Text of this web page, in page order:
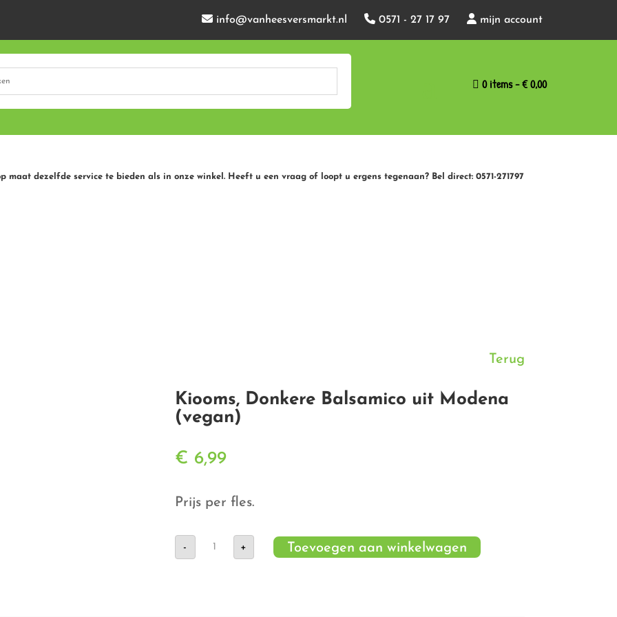
info@vanheesversmarkt.nl 0571 - 27 17 97 mijn account
0 items € 0,00
maat dezelfde service te bieden als in onze winkel. Heeft u een vraag of loopt u ergens tegenaan? Bel direct: 0571-271797
Terug
Kiooms, Donkere Balsamico uit Modena
(vegan)
€ 6,99
Prijs per fles.
-
Kiooms,
Donkere
+ Toevoegen aan winkelwagen